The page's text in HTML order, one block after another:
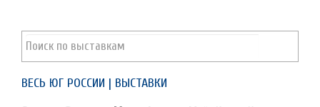
ВЕСЬ ЮГ РОССИИ | ВЫСТАВКИ